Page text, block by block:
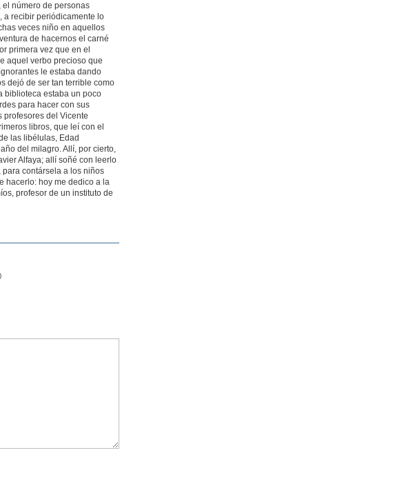
número de personas
a recibir periódicamente lo
veces niño en aquellos
de hacernos el carné
primera vez que en el
aquel verbo precioso que
le estaba dando
dejó de ser tan terrible como
biblioteca estaba un poco
para hacer con sus
del Vicente
libros, que leí con el
las libélulas, Edad
del milagro. Allí, por cierto,
Alfaya; allí soñé con leerlo
contársela a los niños
hacerlo: hoy me dedico a la
profesor de un instituto de